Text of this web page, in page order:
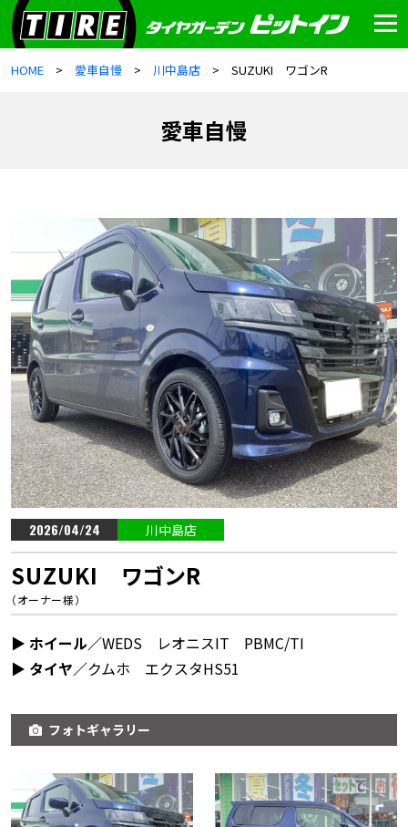
HOME 愛車自慢 川中島店 SUZUKI ワゴンR
愛車自慢
2026/04/24 川中島店
SUZUKI ワゴンR
（オーナー様）
▶︎ ホイール／WEDS レオニスIT PBMC/TI
▶︎ タイヤ／クムホ エクスタHS51
フォトギャラリー